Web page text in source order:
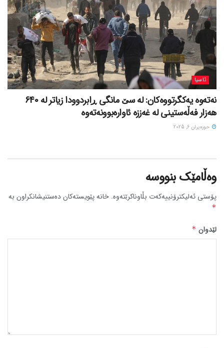
ئاسیا
نەتەوە یەکگرتووەکان: لە سێ مانگی ڕابردوودا زیاتر لە 640
هەزار فەڵەستینی لە غەززە ئاوارەبوونەتەوە
حوزه‌یران 6, 2025
وەڵامێک بنووسە
پۆستی ئەلیکترۆنییەکەت بڵاوناکرێتەوە. خانە پێویستەکان دەستنیشانکراون بە
*
لێدوان *